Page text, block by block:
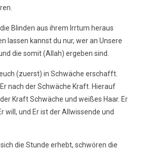
Blinden aus ihrem Irrtum heraus
lassen kannst du nur, wer an Unsere
die somit (Allah) ergeben sind.
(zuerst) in Schwäche erschafft.
nach der Schwäche Kraft. Hierauf
Kraft Schwäche und weißes Haar. Er
will, und Er ist der Allwissende und
die Stunde erhebt, schwören die